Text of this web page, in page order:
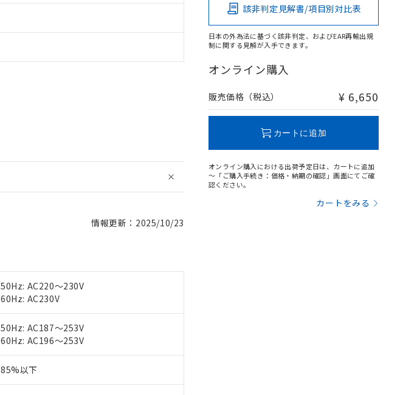
情報更新：2025/10/23
50Hz: AC220～230V
60Hz: AC230V
50Hz: AC187～253V
60Hz: AC196～253V
85%以下
該非判定見解書/項目別対比表
日本の外為法に基づく該非判定、およびEAR再輸出規
制に関する見解が入手できます。
オンライン購入
販売価格（税込） ¥ 6,650
カートに追加
オンライン購入における出荷予定日は、カートに追加
～「ご購入手続き：価格・納期の確認」画面にてご確
認ください。
カートをみる